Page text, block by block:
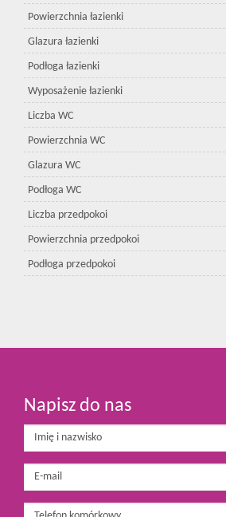
Powierzchnia łazienki
Glazura łazienki
Podłoga łazienki
Wyposażenie łazienki
Liczba WC
Powierzchnia WC
Glazura WC
Podłoga WC
Liczba przedpokoi
Powierzchnia przedpokoi
Podłoga przedpokoi
Napisz do nas